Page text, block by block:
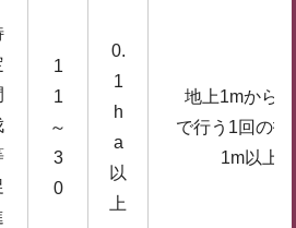
1
1
～
3
0
0.
1
h
a
以
上
地上1mから
で行う1回の打
1m以上